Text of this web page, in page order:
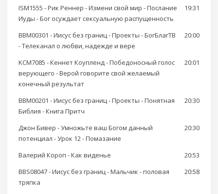
ISM1555 - Рик Реннер - Измени свой мир - Послание
Иуды - Бог осуждает сексуальную распущенность
19:31
BBM00301 - Иисус без границ - Проекты - БогБлагТВ
- Телеканал о любви, надежде и вере
20:00
KCM7085 - Кеннет Коупленд - Победоносный голос
верующего - Верой говорите свой желаемый
конечный результат
20:01
BBM00201 - Иисус без границ - Проекты - Понятная
Библия - Книга Притч
20:30
Джон Бивер - Умножьте ваш Богом данный
потенциал - Урок 12 - Помазание
20:30
Валерий Короп - Как виденье
20:53
BBS08047 - Иисус без границ - Мальчик - половая
тряпка
20:58